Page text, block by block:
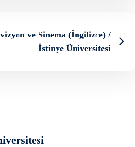
ve Sinema (İngilizce) /
İstinye Üniversitesi